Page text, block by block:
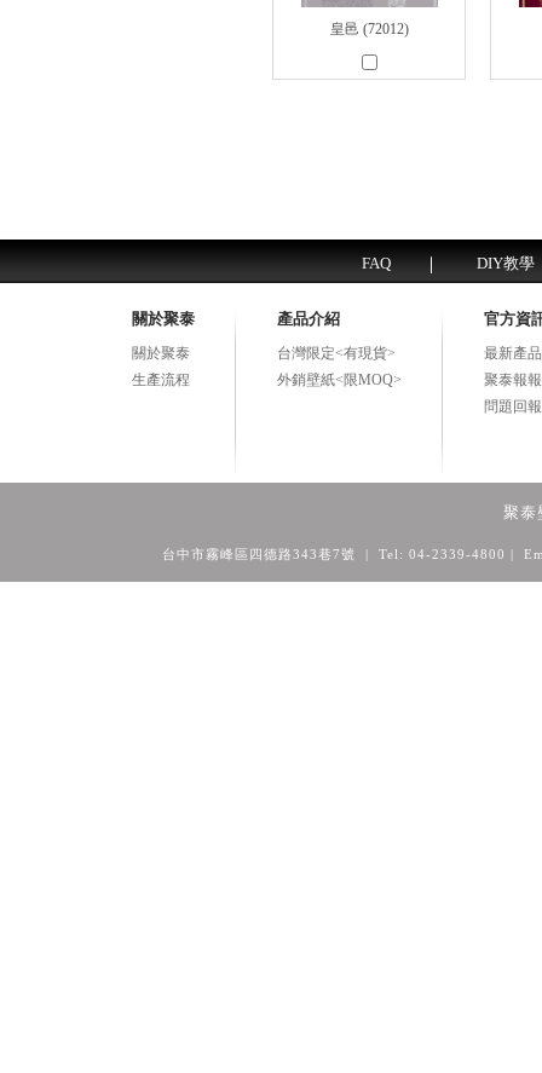
皇邑 (72012)
FAQ DIY教學
關於聚泰
關於聚泰
生產流程
產品介紹
台灣限定<有現貨>
外銷壁紙<限MOQ>
官方資
最新產
聚泰報報
問題回報
聚泰
台中市霧峰區四德路343巷7號 | Tel: 04-2339-4800 |